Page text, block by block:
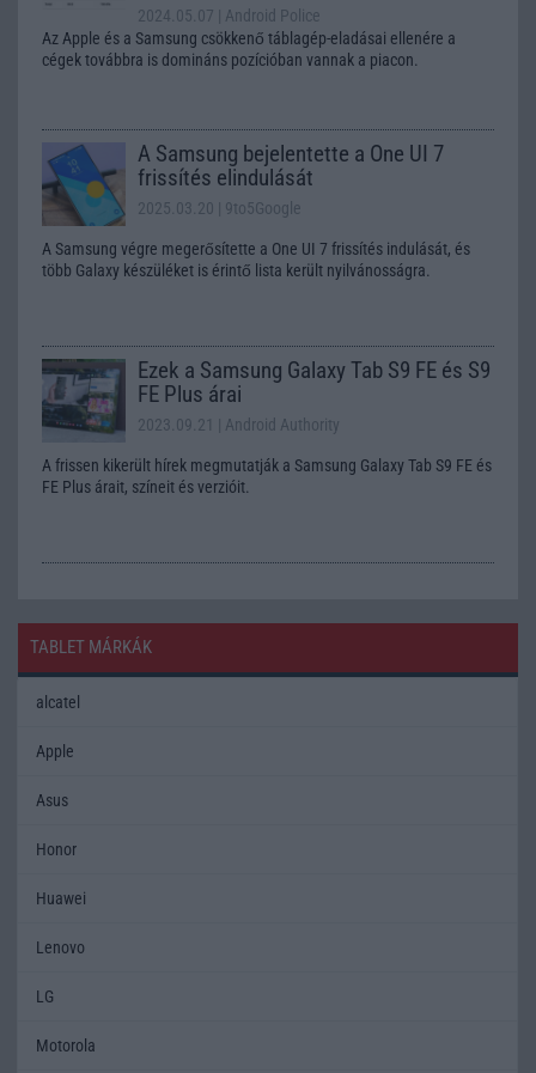
2024.05.07
| Android Police
Az Apple és a Samsung csökkenő táblagép-eladásai ellenére a
cégek továbbra is domináns pozícióban vannak a piacon.
A Samsung bejelentette a One UI 7
frissítés elindulását
2025.03.20 | 9to5Google
A Samsung végre megerősítette a One UI 7 frissítés indulását, és
több Galaxy készüléket is érintő lista került nyilvánosságra.
Ezek a Samsung Galaxy Tab S9 FE és S9
FE Plus árai
2023.09.21 | Android Authority
A frissen kikerült hírek megmutatják a Samsung Galaxy Tab S9 FE és
FE Plus árait, színeit és verzióit.
TABLET MÁRKÁK
alcatel
Apple
Asus
Honor
Huawei
Lenovo
LG
Motorola